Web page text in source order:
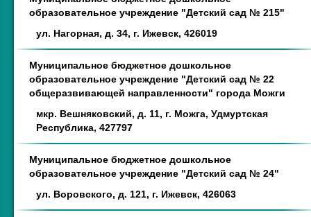
образовательное учреждение "Детский сад № 215"
ул. Нагорная, д. 34, г. Ижевск, 426019
Муниципальное бюджетное дошкольное
образовательное учреждение "Детский сад № 22
общеразвивающей направленности" города Можги
мкр. Вешняковский, д. 11, г. Можга, Удмуртская
Республика, 427797
Муниципальное бюджетное дошкольное
образовательное учреждение "Детский сад № 24"
ул. Воровского, д. 121, г. Ижевск, 426063